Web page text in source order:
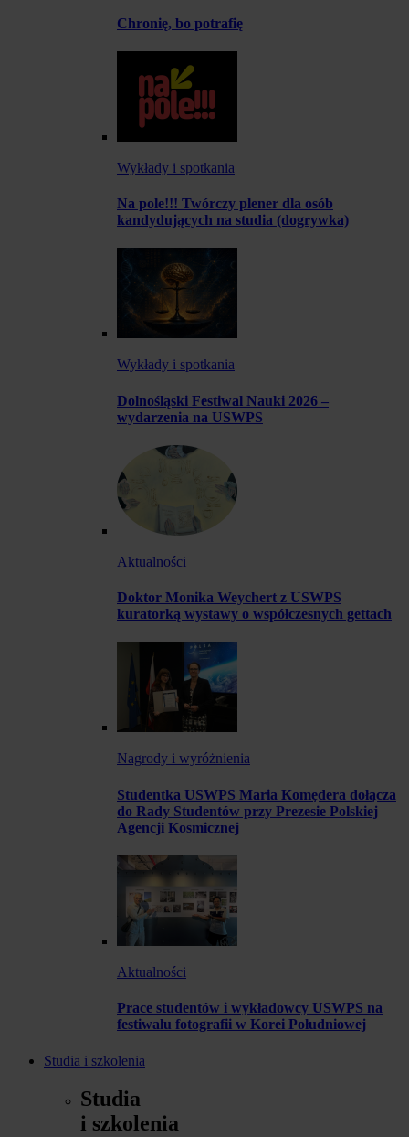
Chronię, bo potrafię
Wykłady i spotkania
Na pole!!! Twórczy plener dla osób
kandydujących na studia (dogrywka)
Wykłady i spotkania
Dolnośląski Festiwal Nauki 2026 –
wydarzenia na USWPS
Aktualności
Doktor Monika Weychert z USWPS
kuratorką wystawy o współczesnych gettach
Nagrody i wyróżnienia
Studentka USWPS Maria Komędera dołącza
do Rady Studentów przy Prezesie Polskiej
Agencji Kosmicznej
Aktualności
Prace studentów i wykładowcy USWPS na
festiwalu fotografii w Korei Południowej
Studia i szkolenia
Studia
i szkolenia